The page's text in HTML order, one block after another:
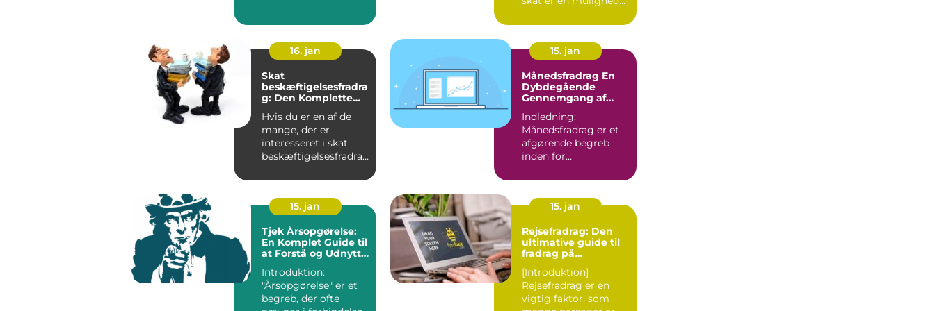
16. jan
Skat
beskæftigelsesfradra
g: Den Komplette
Hvis du er en af de
mange, der er
interesseret i skat
beskæftigelsesfradrag
dybde...
15. jan
Månedsfradrag En
Dybdegående
Gennemgang af
Indledning:
Månedsfradrag er et
afgørende begreb
inden for
som alle bør være
opmæ...
15. jan
Tjek Årsopgørelse:
En Komplet Guide til
at Forstå og Udnytte
Introduktion:
"Årsopgørelse" er et
begreb, der ofte
15. jan
Rejsefradrag: Den
ultimative guide til
fradrag på
[Introduktion]
Rejsefradrag er en
vigtig faktor, som